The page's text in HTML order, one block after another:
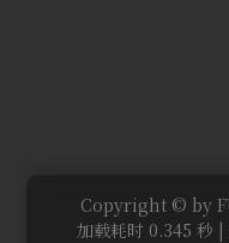
Copyright © by
加载耗时 0.345 秒